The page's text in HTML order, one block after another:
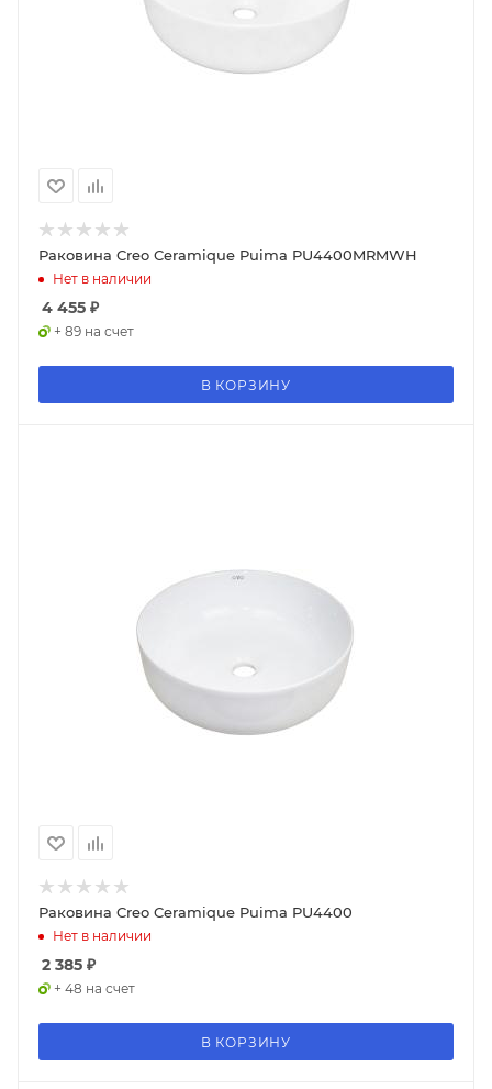
Раковина Creo Ceramique Puima PU4400MRMWH
Нет в наличии
4 455 ₽
+ 89 на счет
В КОРЗИНУ
Раковина Creo Ceramique Puima PU4400
Нет в наличии
2 385 ₽
+ 48 на счет
В КОРЗИНУ